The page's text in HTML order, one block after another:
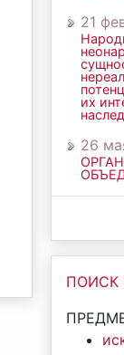
21
их
26
ПОИСК